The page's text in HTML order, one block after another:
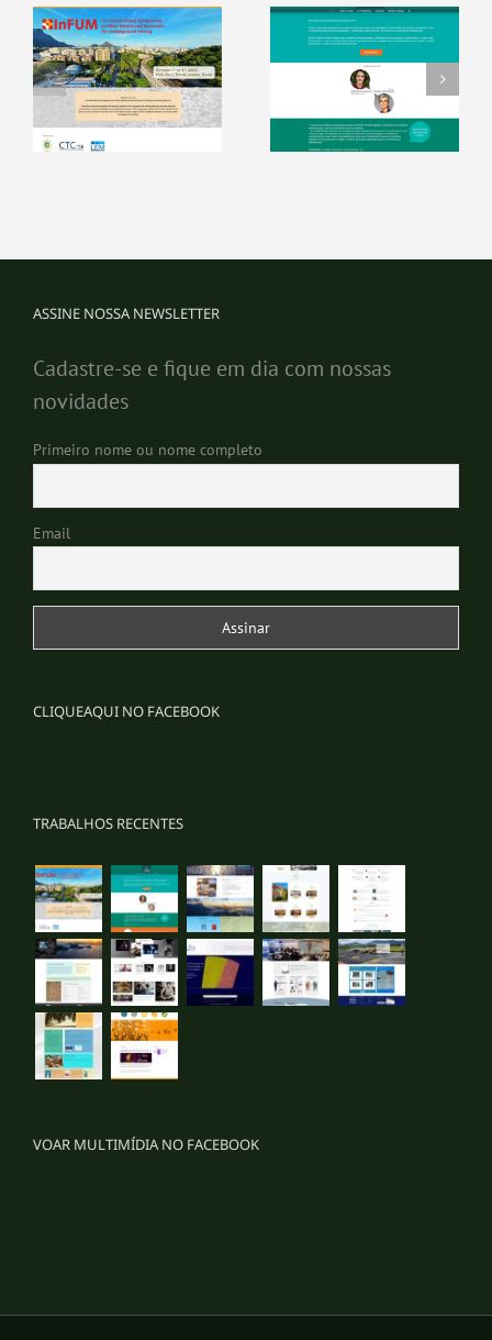
ASSINE NOSSA NEWSLETTER
Cadastre-se e fique em dia com nossas
novidades
Primeiro nome ou nome completo
Email
CLIQUEAQUI NO FACEBOOK
TRABALHOS RECENTES
VOAR MULTIMÍDIA NO FACEBOOK